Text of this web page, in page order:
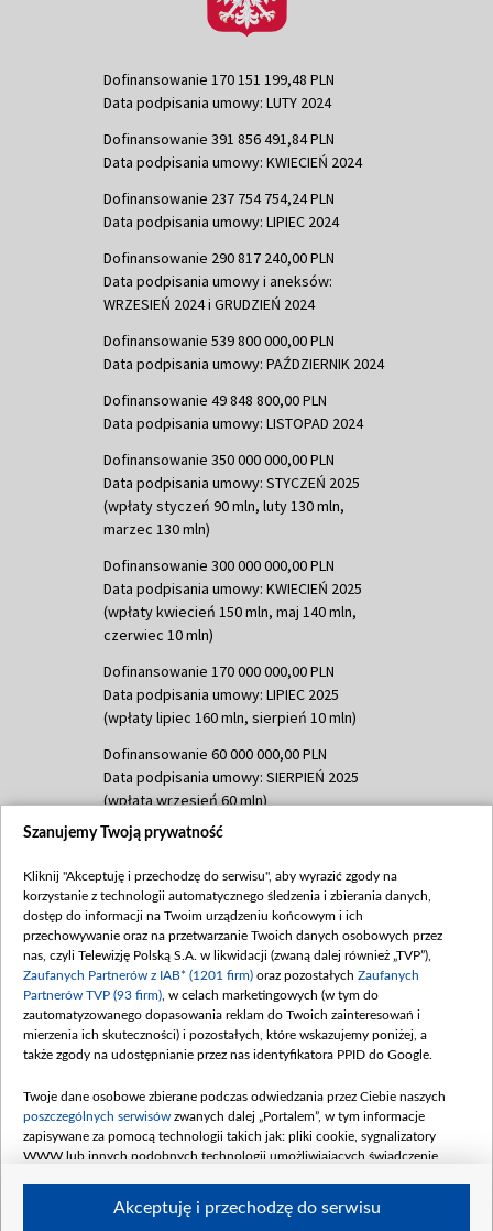
Dofinansowanie 170 151 199,48 PLN
Data podpisania umowy: LUTY 2024
Dofinansowanie 391 856 491,84 PLN
Data podpisania umowy: KWIECIEŃ 2024
Dofinansowanie 237 754 754,24 PLN
Data podpisania umowy: LIPIEC 2024
Dofinansowanie 290 817 240,00 PLN
Data podpisania umowy i aneksów:
WRZESIEŃ 2024 i GRUDZIEŃ 2024
Dofinansowanie 539 800 000,00 PLN
Data podpisania umowy: PAŹDZIERNIK 2024
Dofinansowanie 49 848 800,00 PLN
Data podpisania umowy: LISTOPAD 2024
Dofinansowanie 350 000 000,00 PLN
Data podpisania umowy: STYCZEŃ 2025
(wpłaty styczeń 90 mln, luty 130 mln,
marzec 130 mln)
Dofinansowanie 300 000 000,00 PLN
Data podpisania umowy: KWIECIEŃ 2025
(wpłaty kwiecień 150 mln, maj 140 mln,
czerwiec 10 mln)
Dofinansowanie 170 000 000,00 PLN
Data podpisania umowy: LIPIEC 2025
(wpłaty lipiec 160 mln, sierpień 10 mln)
Dofinansowanie 60 000 000,00 PLN
Data podpisania umowy: SIERPIEŃ 2025
(wpłata wrzesień 60 mln)
Dofinansowanie 635 783 051,21 PLN
(wpłata wrzesień 100 mln, październik 350
mln, listopad 265 mln)
Dofinansowanie 48 862 000,00 PLN
Data podpisania umowy: GRUDZIEŃ 2025
(wpłata grudzień 60,548 mln)
Dofinansowanie 900 000 000,00 PLN
Data podpisania umowy: LUTY 2026 (wpłata
kwiecień 180 mln, 7 maja 180 mln, 8
czerwca 90 mln)
Dofinansowanie 250 000 000,00 PLN
4 sierpnia 250 mln
Szanujemy Twoją prywatność
Kliknij "Akceptuję i przechodzę do serwisu", aby wyrazić zgody na
korzystanie z technologii automatycznego śledzenia i zbierania danych,
dostęp do informacji na Twoim urządzeniu końcowym i ich
przechowywanie oraz na przetwarzanie Twoich danych osobowych przez
nas, czyli Telewizję Polską S.A. w likwidacji (zwaną dalej również „TVP”),
Zaufanych Partnerów z IAB* (1201 firm) oraz pozostałych Zaufanych
Partnerów TVP (93 firm) , w celach marketingowych (w tym do
zautomatyzowanego dopasowania reklam do Twoich zainteresowań i
mierzenia ich skuteczności) i pozostałych, które wskazujemy poniżej, a
także zgody na udostępnianie przez nas identyfikatora PPID do Google.
Twoje dane osobowe zbierane podczas odwiedzania przez Ciebie naszych
poszczególnych serwisów zwanych dalej „Portalem”, w tym informacje
zapisywane za pomocą technologii takich jak: pliki cookie, sygnalizatory
WWW lub innych podobnych technologii umożliwiających świadczenie
Akceptuję i przechodzę do serwisu